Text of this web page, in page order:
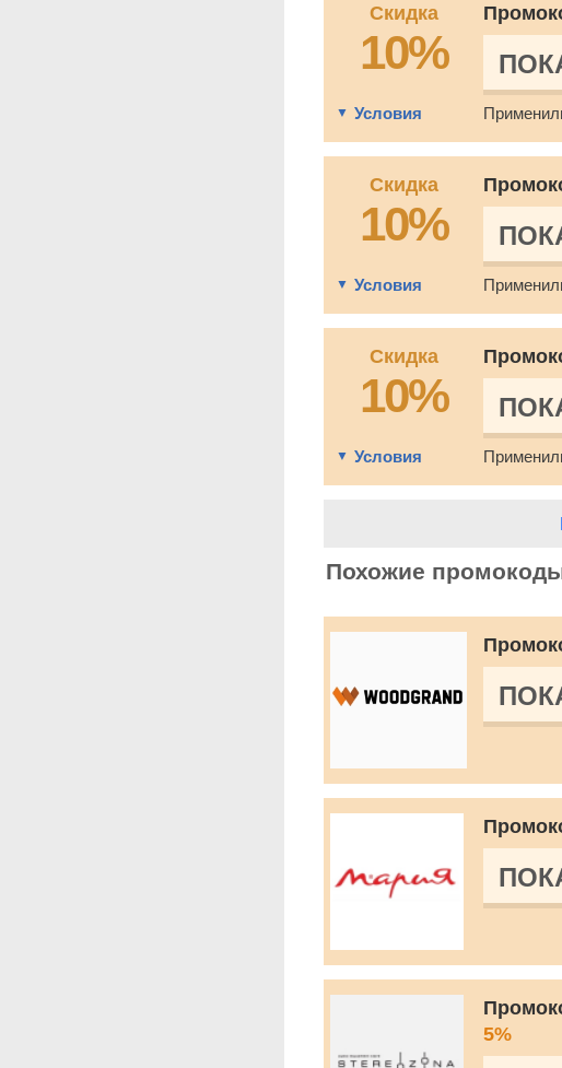
Скидка
10%
Условия
Скидка
10%
Условия
Скидка
10%
Условия
Похожие
5%